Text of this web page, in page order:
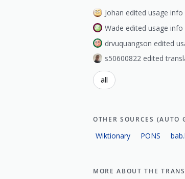
Johan edited usage
Wade edited usage
drvuquangson edited
s50600822 edited
all
OTHER SOURCES (AUTO
Wiktionary PONS
MORE ABOUT THE